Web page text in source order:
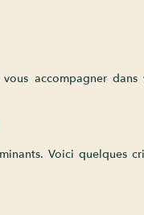
accompagner
Voici quelques